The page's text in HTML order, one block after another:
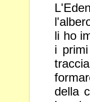
li ho
i
della